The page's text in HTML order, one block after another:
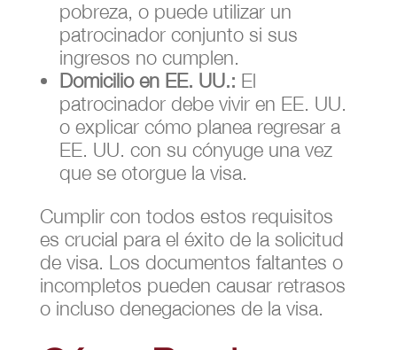
pobreza, o puede utilizar un
patrocinador conjunto si sus
ingresos no cumplen.
Domicilio en EE. UU.: El
patrocinador debe vivir en EE. UU.
o explicar cómo planea regresar a
EE. UU. con su cónyuge una vez
que se otorgue la visa.
Cumplir con todos estos requisitos
es crucial para el éxito de la solicitud
de visa. Los documentos faltantes o
incompletos pueden causar retrasos
o incluso denegaciones de la visa.